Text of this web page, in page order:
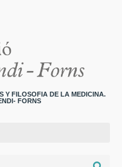
Y FILOSOFIA DE LA MEDICINA.
FORNS